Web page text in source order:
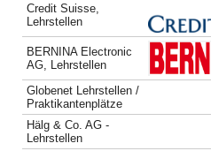
Credit Suisse,
Lehrstellen
BERNINA Electronic
AG, Lehrstellen
Globenet Lehrstellen /
Praktikantenplätze
Hälg & Co. AG -
Lehrstellen